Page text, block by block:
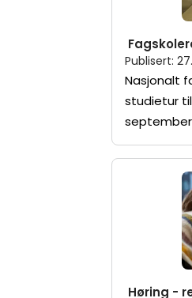
Publisert:
Nasjonalt
studietur til
september
Høring -